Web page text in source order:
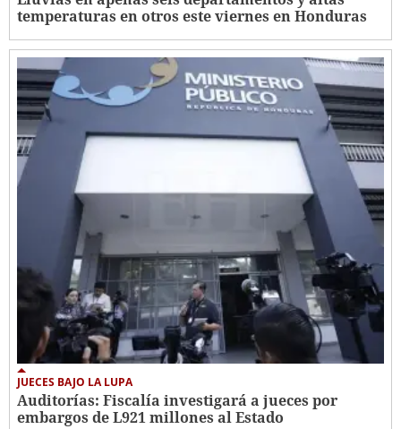
temperaturas en otros este viernes en Honduras
JUECES BAJO LA LUPA
Auditorías: Fiscalía investigará a jueces por
embargos de L921 millones al Estado